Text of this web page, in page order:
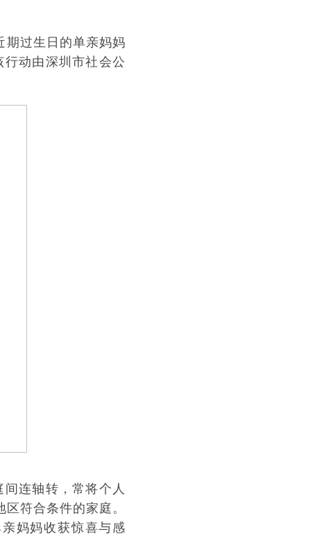
期过生日的单亲妈妈
动由深圳市社会公
连轴转，常将个人
符合条件的家庭。
妈妈收获惊喜与感